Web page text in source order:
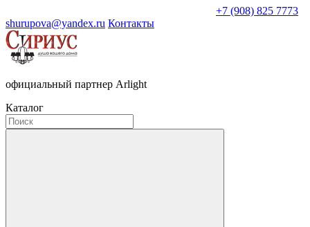
+7 (908) 825 7773
shurupova@yandex.ru Контакты
официальный партнер Arlight
Каталог